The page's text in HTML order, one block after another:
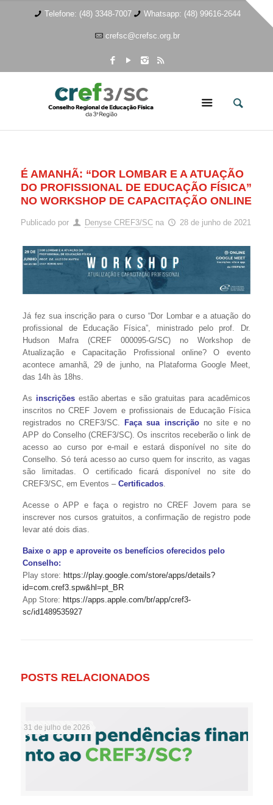
Telefone: (48) 3348-7007 Whatsapp: (48) 99616-2644
crefsc@crefsc.org.br
É AMANHÃ: “DOR LOMBAR E A ATUAÇÃO
DO PROFISSIONAL DE EDUCAÇÃO FÍSICA”
NO WORKSHOP DE CAPACITAÇÃO ONLINE
Publicado por Denyse CREF3/SC na 28 de junho de 2021
Já fez sua inscrição para o curso “Dor Lombar e a atuação do
profissional de Educação Física”, ministrado pelo prof. Dr.
Hudson Mafra (CREF 000095-G/SC) no Workshop de
Atualização e Capacitação Profissional online? O evento
acontece amanhã, 29 de junho, na Plataforma Google Meet,
das 14h às 18hs.
As inscriçõesestão abertas e são gratuitas para acadêmicos
inscritos no CREF Jovem e profissionais de Educação Física
registrados no CREF3/SC.
Faça sua inscriçãono site e no
APP do Conselho (CREF3/SC). Os inscritos receberão o link de
acesso ao curso por e-mail e estará disponível no site do
Conselho. Só terá acesso ao curso quem for inscrito, as vagas
são limitadas. O certificado ficará disponível no site do
CREF3/SC, em Eventos –Certificados
Acesse o APP e faça o registro no CREF Jovem para se
inscrever nos cursos gratuitos, a confirmação de registro pode
levar até dois dias.
Baixe o app e aproveite os benefícios oferecidos pelo
Conselho:
Play store: https://play.google.com/store/apps/details?
id=com.cref3.spw&hl=pt_BR
App Store: https://apps.apple.com/br/app/cref3-
sc/id1489535927
POSTS RELACIONADOS
31 de julho de 2026